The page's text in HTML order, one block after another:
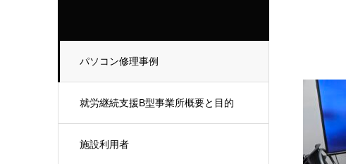
パソコン修理事例
就労継続支援B型事業所概要と目的
施設利用者